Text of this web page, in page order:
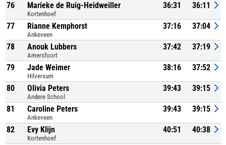
76 Marieke de Ruig-Heidweiller
Kortenhoef
36:31 36:11
77 Rianne Kemphorst
Ankeveen
37:16 37:04
78 Anouk Lubbers
Amersfoort
37:42 37:19
79 Jade Weimer
Hilversum
38:16 37:52
80 Olivia Peters
Andere School
39:43 39:15
81 Caroline Peters
Ankeveen
39:43 39:15
82 Evy Klijn
Kortenhoef
40:51 40:38